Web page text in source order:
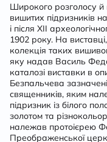
Широкого розголосу й
вишитих підризників
і після XII
1902 року. На
колекція таких
яку надав Василь
каталозі виставки в
Безпальчева
священників, яким
підризник із білого
золотом та
належав протоієрею
Преображенської